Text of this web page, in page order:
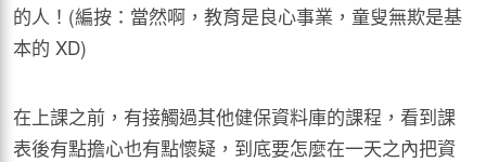
的人！(編按：當然啊，教育是良心事業，童叟無欺是基
本的 XD)
在上課之前，有接觸過其他健保資料庫的課程，看到課
表後有點擔心也有點懷疑，到底要怎麼在一天之內把資